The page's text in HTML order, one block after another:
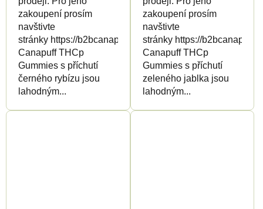
zakoupení prosím
navštivte
stránky https://b2bcanapuff.com/
Canapuff THCp
Gummies s příchutí
černého rybízu jsou
lahodným...
zakoupení prosím
navštivte
stránky https://
Canapuff THCp
Gummies s příchutí
zeleného jablka jsou
lahodným...